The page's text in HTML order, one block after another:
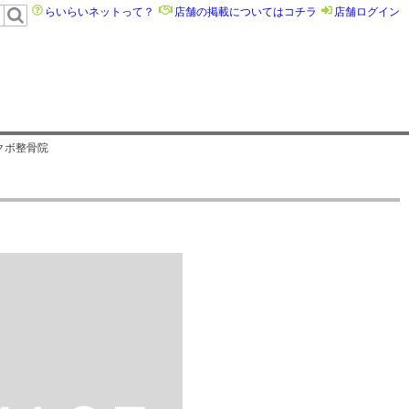
らいらいネットって？ 店舗の掲載についてはコチラ 店舗ログイン
ボ整骨院